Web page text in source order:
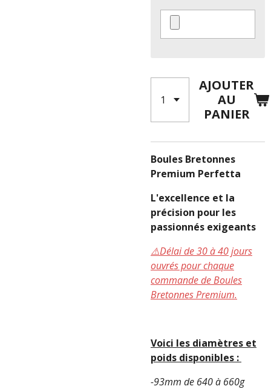
AJOUTER
AU
PANIER
Boules Bretonnes
Premium Perfetta
L'excellence et la
précision pour les
passionnés exigeants
⚠️Délai de 30 à 40 jours
ouvrés pour chaque
commande de Boules
Bretonnes Premium.
Voici les diamètres et
poids disponibles :
-93mm de 640 à 660g